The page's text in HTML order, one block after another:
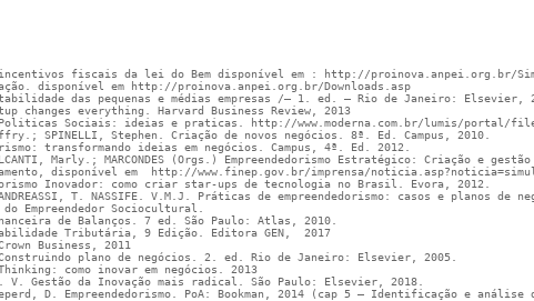
incentivos fiscais da lei do Bem disponível em : http://proinova.anpei.org.br/
disponível em http://proinova.anpei.org.br/Downloads.asp
das pequenas e médias empresas /– 1. ed. – Rio de Janeiro: Elsevier,
changes everything. Harvard Business Review, 2013
Politicas Sociais: ideias e praticas. http://www.moderna.com.br/lumis/portal/file/
Jeffry.; SPINELLI, Stephen. Criação de novos negócios. 8ª. Ed. Campus, 2010.
transformando ideias em negócios. Campus, 4ª. Ed. 2012.
Marly.; MARCONDES (Orgs.) Empreendedorismo Estratégico: Criação e
disponível em  http://www.finep.gov.br/imprensa/
Inovador: como criar star-ups de tecnologia no Brasil. Evora, 2012.
ANDREASSI, T. NASSIFE. V.M.J. Práticas de empreendedorismo: casos e planos de
do Empreendedor Sociocultural.
de Balanços. 7 ed. São Paulo: Atlas, 2010.
Tributária, 9 Edição. Editora GEN,  2017
Business, 2011
plano de negócios. 2. ed. Rio de Janeiro: Elsevier, 2005.
como inovar em negócios. 2013
A. V. Gestão da Inovação mais radical. São Paulo: Elsevier, 2018.
D. Empreendedorismo. PoA: Bookman, 2014 (cap 5 – Identificação e